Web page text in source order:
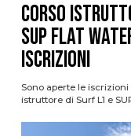
CORSO
SUP Flat Water
ISCRIZIONI
Sono aperte le
istruttore di Surf L1 e